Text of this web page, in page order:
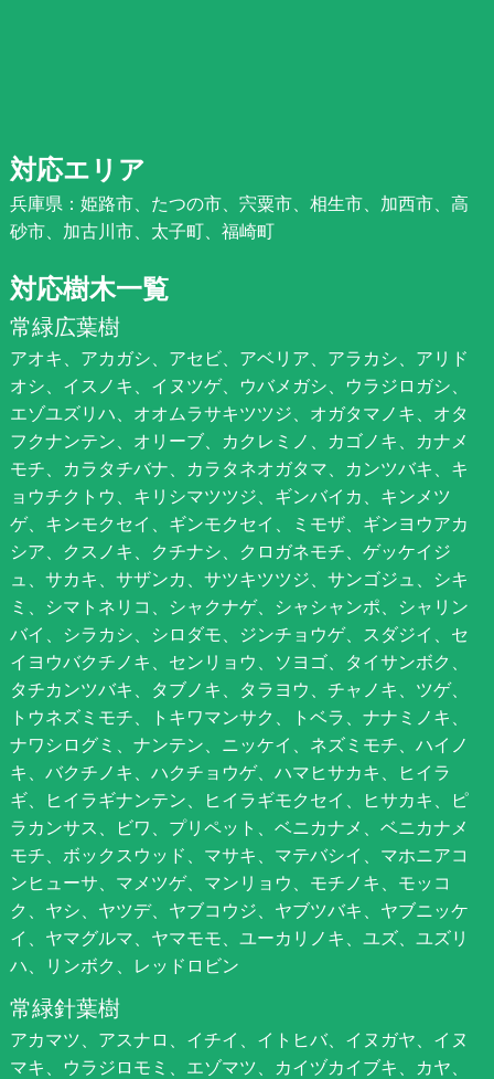
対応エリア
兵庫県：姫路市、たつの市、宍粟市、相生市、加西市、高
砂市、加古川市、太子町、福崎町
対応樹木一覧
常緑広葉樹
アオキ、アカガシ、アセビ、アベリア、アラカシ、アリド
オシ、イスノキ、イヌツゲ、ウバメガシ、ウラジロガシ、
エゾユズリハ、オオムラサキツツジ、オガタマノキ、オタ
フクナンテン、オリーブ、カクレミノ、カゴノキ、カナメ
モチ、カラタチバナ、カラタネオガタマ、カンツバキ、キ
ョウチクトウ、キリシマツツジ、ギンバイカ、キンメツ
ゲ、キンモクセイ、ギンモクセイ、ミモザ、ギンヨウアカ
シア、クスノキ、クチナシ、クロガネモチ、ゲッケイジ
ュ、サカキ、サザンカ、サツキツツジ、サンゴジュ、シキ
ミ、シマトネリコ、シャクナゲ、シャシャンポ、シャリン
バイ、シラカシ、シロダモ、ジンチョウゲ、スダジイ、セ
イヨウバクチノキ、センリョウ、ソヨゴ、タイサンボク、
タチカンツバキ、タブノキ、タラヨウ、チャノキ、ツゲ、
トウネズミモチ、トキワマンサク、トベラ、ナナミノキ、
ナワシログミ、ナンテン、ニッケイ、ネズミモチ、ハイノ
キ、バクチノキ、ハクチョウゲ、ハマヒサカキ、ヒイラ
ギ、ヒイラギナンテン、ヒイラギモクセイ、ヒサカキ、ピ
ラカンサス、ビワ、プリペット、ベニカナメ、ベニカナメ
モチ、ボックスウッド、マサキ、マテバシイ、マホニアコ
ンヒューサ、マメツゲ、マンリョウ、モチノキ、モッコ
ク、ヤシ、ヤツデ、ヤブコウジ、ヤブツバキ、ヤブニッケ
イ、ヤマグルマ、ヤマモモ、ユーカリノキ、ユズ、ユズリ
ハ、リンボク、レッドロビン
常緑針葉樹
アカマツ、アスナロ、イチイ、イトヒバ、イヌガヤ、イヌ
マキ、ウラジロモミ、エゾマツ、カイヅカイブキ、カヤ、